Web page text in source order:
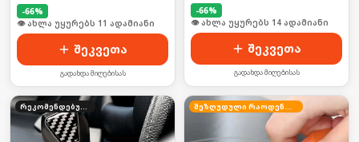
-66%
🛒 ბოლო 24სთ-ში იყიდა 13-მა
შეკვეთა
გადახდა მიღებისას
-66%
🛒 ბოლო 24სთ-ში იყიდა 19-მა
შეკვეთა
გადახდა მიღებისას
რეკომენდებული შეზღუდული რაოდენობა